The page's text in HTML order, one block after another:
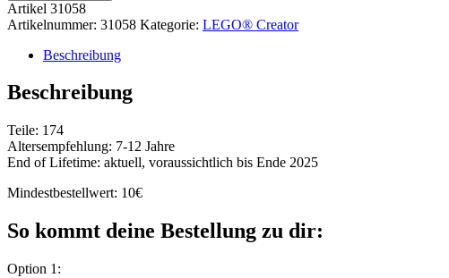
Artikel 31058
Artikelnummer: 31058 Kategorie: LEGO® Creator
Beschreibung
Beschreibung
Teile: 174
Altersempfehlung: 7-12 Jahre
End of Lifetime: aktuell, voraussichtlich bis Ende 2025
Mindestbestellwert: 10€
So kommt deine Bestellung zu dir:
Option 1: